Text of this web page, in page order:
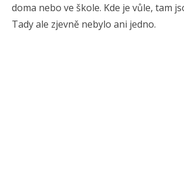
doma nebo ve škole. Kde je vůle, tam
Tady ale zjevně nebylo ani jedno.